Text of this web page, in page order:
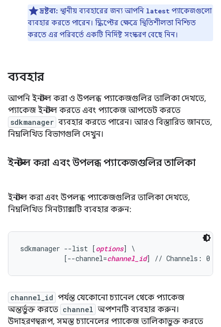
দ্রষ্টব্য: স্থানীয় ব্যবহারের জন্য আপনি latest প্যাকেজগুলো
ব্যবহার করতে পারেন। স্ক্রিপ্টের ক্ষেত্রে স্থিতিশীলতা নিশ্চিত
করতে এর পরিবর্তে একটি নির্দিষ্ট সংস্করণ বেছে নিন।
ব্যবহার
আপনি ইনস্টল করা ও উপলব্ধ প্যাকেজগুলির তালিকা দেখতে,
প্যাকেজ ইনস্টল করতে এবং প্যাকেজ আপডেট করতে
sdkmanager ব্যবহার করতে পারেন। আরও বিস্তারিত জানতে,
নিম্নলিখিত বিভাগগুলি দেখুন।
ইনস্টল করা এবং উপলব্ধ প্যাকেজগুলির তালিকা
ইনস্টল করা এবং উপলব্ধ প্যাকেজগুলির তালিকা দেখতে,
নিম্নলিখিত সিনট্যাক্সটি ব্যবহার করুন:
sdkmanager --list [options] \
           [--channel=
channel_id
channel_id পর্যন্ত যেকোনো চ্যানেল থেকে প্যাকেজ
অন্তর্ভুক্ত করতে channel অপশনটি ব্যবহার করুন।
উদাহরণস্বরূপ, সমস্ত চ্যানেলের প্যাকেজ তালিকাভুক্ত করতে